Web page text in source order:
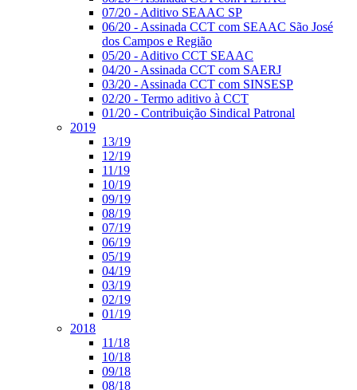
07/20 - Aditivo SEAAC SP
06/20 - Assinada CCT com SEAAC São José
dos Campos e Região
05/20 - Aditivo CCT SEAAC
04/20 - Assinada CCT com SAERJ
03/20 - Assinada CCT com SINSESP
02/20 - Termo aditivo à CCT
01/20 - Contribuição Sindical Patronal
2019
13/19
12/19
11/19
10/19
09/19
08/19
07/19
06/19
05/19
04/19
03/19
02/19
01/19
2018
11/18
10/18
09/18
08/18